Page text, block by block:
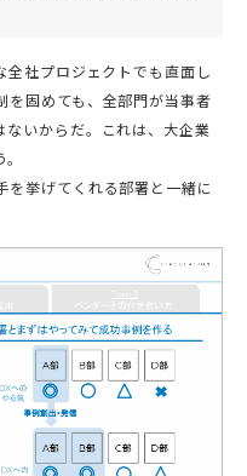
全社プロジェクトでも直面し
を固めても、全部門が当事者
ないからだ。これは、大企業
を挙げてくれる部署と一緒に